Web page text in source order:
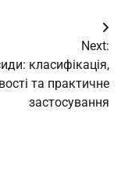
Next:
класифікація,
та практичне
застосування